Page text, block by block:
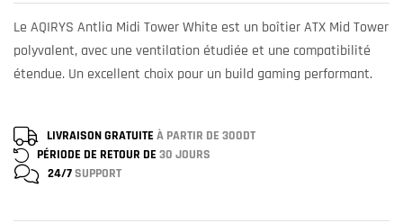
Le AQIRYS Antlia Midi Tower White est un boîtier ATX Mid Tower
polyvalent, avec une ventilation étudiée et une compatibilité
étendue. Un excellent choix pour un build gaming performant.
LIVRAISON GRATUITE À PARTIR DE 300DT
PÉRIODE DE RETOUR DE 30 JOURS
24/7SUPPORT